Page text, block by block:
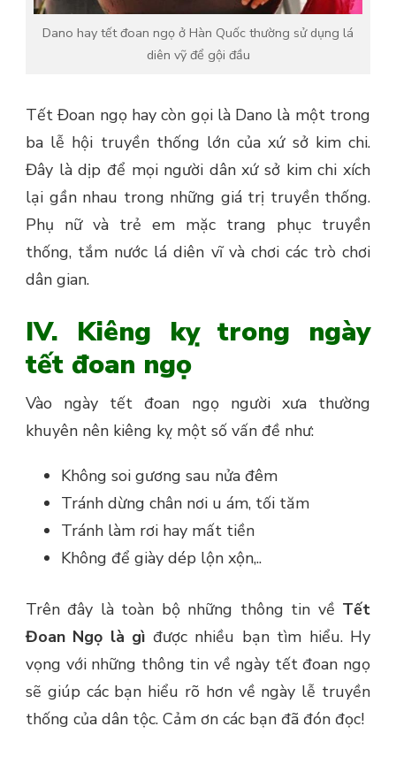
Dano hay tết đoan ngọ ở Hàn Quốc thường sử dụng lá
diên vỹ để gội đầu
Tết Đoan ngọ hay còn gọi là Dano là một trong
ba lễ hội truyền thống lớn của xứ sở kim chi.
Đây là dịp để mọi người dân xứ sở kim chi xích
lại gần nhau trong những giá trị truyền thống.
Phụ nữ và trẻ em mặc trang phục truyền
thống, tắm nước lá diên vĩ và chơi các trò chơi
dân gian.
IV. Kiêng kỵ trong ngày
tết đoan ngọ
Vào ngày tết đoan ngọ người xưa thường
khuyên nên kiêng kỵ một số vấn đề như:
Không soi gương sau nửa đêm
Tránh dừng chân nơi u ám, tối tăm
Tránh làm rơi hay mất tiền
Không để giày dép lộn xộn,..
Trên đây là toàn bộ những thông tin về Tết
Đoan Ngọ là gì được nhiều bạn tìm hiểu. Hy
vọng với những thông tin về ngày tết đoan ngọ
sẽ giúp các bạn hiểu rõ hơn về ngày lễ truyền
thống của dân tộc. Cảm ơn các bạn đã đón đọc!